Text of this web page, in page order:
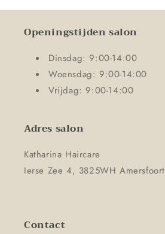
Openingstijden salon
Dinsdag: 9:00-14:00
Woensdag: 9:00-14:00
Vrijdag: 9:00-14:00
Adres salon
Katharina Haircare
Ierse Zee 4, 3825WH Amersfoort
Contact